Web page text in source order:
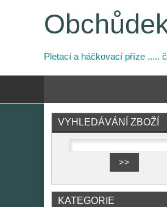
Pletací a háčkovací příze .....
VYHLEDÁVÁNÍ ZBOŽÍ
KATEGORIE